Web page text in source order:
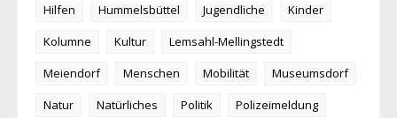
Hilfen
Hummelsbüttel Jugendliche
Kinder
Kolumne
Kultur
Lemsahl-Mellingstedt
Meiendorf
Menschen Mobilität
Museumsdorf
Natur
Natürliches Politik
Polizeimeldung